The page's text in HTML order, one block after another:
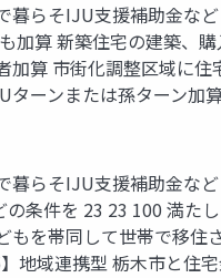
らそIJU支援補助金な
加算 新築住宅の建築、
加算 市街化調整区域に
ターンまたは孫ターン
らそIJU支援補助金な
条件を 23 23 100 満た
もを帯同して世帯で移
地域連携型 栃木市と住